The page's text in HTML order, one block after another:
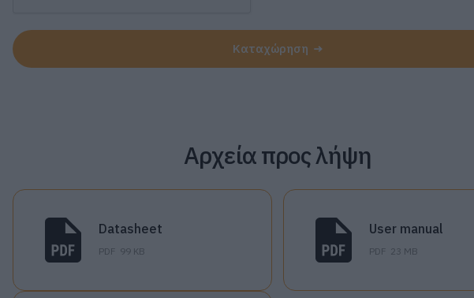
Καταχώρηση
Αρχεία προς λήψη
Datasheet
PDF 99 KB
User manual
PDF 23 MB